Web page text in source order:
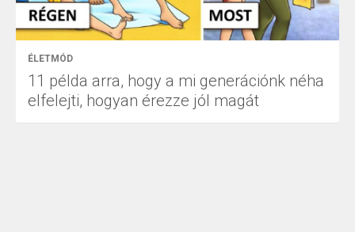
ÉLETMÓD
11 példa arra, hogy a mi generációnk néha
elfelejti, hogyan érezze jól magát